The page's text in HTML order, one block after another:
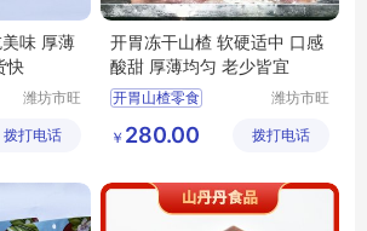
味 厚薄
快
潍坊市旺
限公司
拨打电话
开胃冻干山楂 软硬适中 口感
酸甜 厚薄均匀 老少皆宜
开胃山楂零食
冻干山楂厂家
开胃冻干山楂
潍坊市旺
限公司
￥ 280.00 拨打电话